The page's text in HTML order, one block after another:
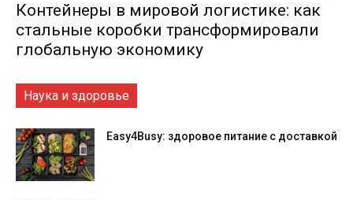
Контейнеры в мировой логистике: как
стальные коробки трансформировали
глобальную экономику
Наука и здоровье
Easy4Busy: здоровое питание с доставкой